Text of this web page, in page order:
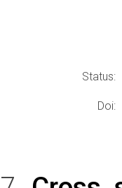
Status:
Doi: